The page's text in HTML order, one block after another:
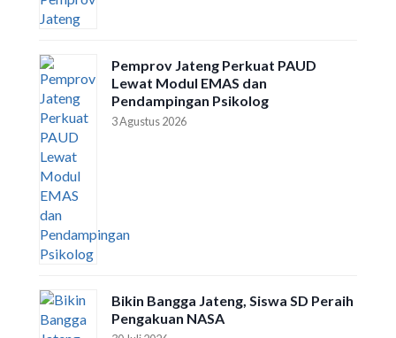
Pemprov Jateng Perkuat PAUD
Lewat Modul EMAS dan
Pendampingan Psikolog
3 Agustus 2026
Bikin Bangga Jateng, Siswa SD Peraih
Pengakuan NASA